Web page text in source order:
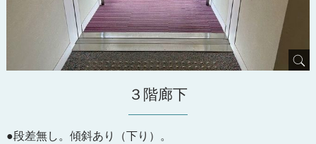
３階廊下
●段差無し。傾斜あり（下り）。